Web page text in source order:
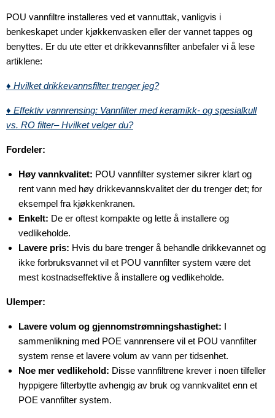
POU vannfiltre installeres ved et vannuttak, vanligvis i
benkeskapet under kjøkkenvasken eller der vannet tappes og
benyttes. Er du ute etter et drikkevannsfilter anbefaler vi å lese
artiklene:
♦ Hvilket drikkevannsfilter trenger jeg?
♦ Effektiv vannrensing: Vannfilter med keramikk- og spesialkull
vs. RO filter– Hvilket velger du?
Fordeler:
Høy vannkvalitet: POU vannfilter systemer sikrer klart og
rent vann med høy drikkevannskvalitet der du trenger det; for
eksempel fra kjøkkenkranen.
Enkelt: De er oftest kompakte og lette å installere og
vedlikeholde.
Lavere pris: Hvis du bare trenger å behandle drikkevannet og
ikke forbruksvannet vil et POU vannfilter system være det
mest kostnadseffektive å installere og vedlikeholde.
Ulemper:
Lavere volum og gjennomstrømningshastighet: I
sammenlikning med POE vannrensere vil et POU vannfilter
system rense et lavere volum av vann per tidsenhet.
Noe mer vedlikehold: Disse vannfiltrene krever i noen tilfeller
hyppigere filterbytte avhengig av bruk og vannkvalitet enn et
POE vannfilter system.